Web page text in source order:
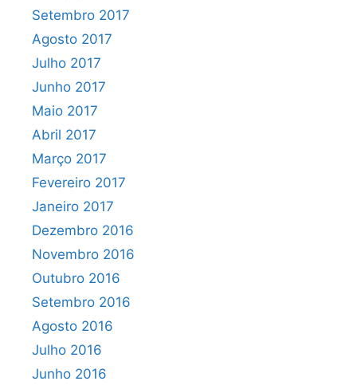
Setembro 2017
Agosto 2017
Julho 2017
Junho 2017
Maio 2017
Abril 2017
Março 2017
Fevereiro 2017
Janeiro 2017
Dezembro 2016
Novembro 2016
Outubro 2016
Setembro 2016
Agosto 2016
Julho 2016
Junho 2016